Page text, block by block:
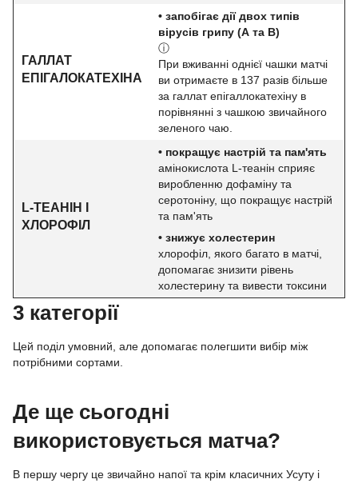
ГАЛЛАТ
ЕПІГАЛОКАТЕХІНА
• запобігає дії двох типів
вірусів грипу (А та B)
ⓘ
При вживанні однієї чашки матчі
ви отримаєте в 137 разів більше
за галлат епігаллокатехіну в
порівнянні з чашкою звичайного
зеленого чаю.
L-ТЕАНІН І
ХЛОРОФІЛ
• покращує настрій та пам'ять
амінокислота L-теанін сприяє
виробленню дофаміну та
серотоніну, що покращує настрій
та пам'ять
• знижує холестерин
хлорофіл, якого багато в матчі,
допомагає знизити рівень
холестерину та вивести токсини
3 категорії
Цей поділ умовний, але допомагає полегшити вибір між
потрібними сортами.
Де ще сьогодні
використовується матча?
В першу чергу це звичайно напої та крім класичних Усуту і